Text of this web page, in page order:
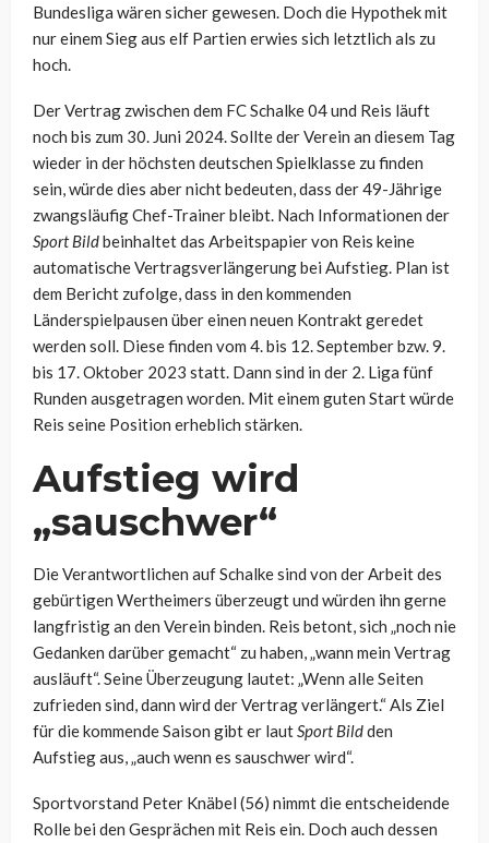
Bundesliga wären sicher gewesen. Doch die Hypothek mit
nur einem Sieg aus elf Partien erwies sich letztlich als zu
hoch.
Der Vertrag zwischen dem FC Schalke 04 und Reis läuft
noch bis zum 30. Juni 2024. Sollte der Verein an diesem Tag
wieder in der höchsten deutschen Spielklasse zu finden
sein, würde dies aber nicht bedeuten, dass der 49-Jährige
zwangsläufig Chef-Trainer bleibt. Nach Informationen der
Sport Bildbeinhaltet das Arbeitspapier von Reis keine
automatische Vertragsverlängerung bei Aufstieg. Plan ist
dem Bericht zufolge, dass in den kommenden
Länderspielpausen über einen neuen Kontrakt geredet
werden soll. Diese finden vom 4. bis 12. September bzw. 9.
bis 17. Oktober 2023 statt. Dann sind in der 2. Liga fünf
Runden ausgetragen worden. Mit einem guten Start würde
Reis seine Position erheblich stärken.
Aufstieg wird
„sauschwer“
Die Verantwortlichen auf Schalke sind von der Arbeit des
gebürtigen Wertheimers überzeugt und würden ihn gerne
langfristig an den Verein binden. Reis betont, sich „noch nie
Gedanken darüber gemacht“ zu haben, „wann mein Vertrag
ausläuft“. Seine Überzeugung lautet: „Wenn alle Seiten
zufrieden sind, dann wird der Vertrag verlängert.“ Als Ziel
für die kommende Saison gibt er lautSport Bildden
Aufstieg aus, „auch wenn es sauschwer wird“.
Sportvorstand Peter Knäbel (56) nimmt die entscheidende
Rolle bei den Gesprächen mit Reis ein. Doch auch dessen